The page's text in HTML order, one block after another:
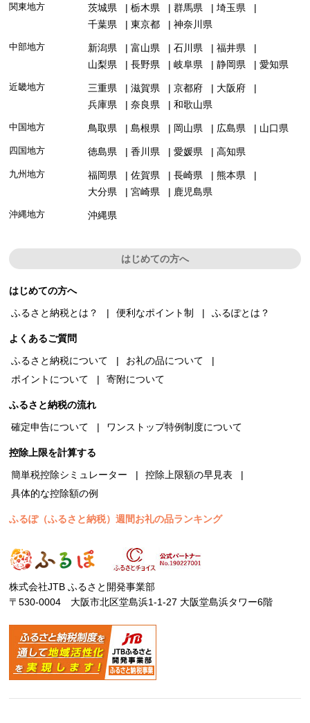
関東地方 茨城県 栃木県 群馬県
埼玉県
千葉県
東京都 神奈川県
中部地方 新潟県 富山県 石川県
福井県
山梨県
長野県 岐阜県 静岡県 愛知県
近畿地方 三重県 滋賀県 京都府
大阪府
兵庫県
奈良県 和歌山県
中国地方 鳥取県 島根県 岡山県 広島県 山口県
四国地方 徳島県 香川県 愛媛県 高知県
九州地方 福岡県 佐賀県 長崎県
熊本県
大分県
宮崎県 鹿児島県
沖縄地方 沖縄県
はじめての方へ
はじめての方へ
ふるさと納税とは？
便利なポイント制 ふるぽとは？
よくあるご質問
ふるさと納税について
お礼の品について
ポイントについて
寄附について
ふるさと納税の流れ
確定申告について
ワンストップ特例制度について
控除上限を計算する
簡単税控除シミュレーター
控除上限額の早見表
具体的な控除額の例
ふるぽ（ふるさと納税）週間お礼の品ランキング
株式会社JTB ふるさと開発事業部
〒530-0004 大阪市北区堂島浜1-1-27 大阪堂島浜タワー6階